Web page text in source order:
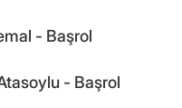
- Başrol
- Başrol